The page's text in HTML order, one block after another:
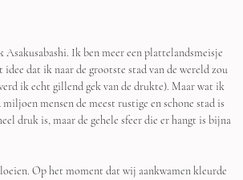
Ik ben meer een plattelandsmeisje
dat ik naar de grootste stad van de wereld zou
ik echt gillend gek van de drukte). Maar wat ik
mensen de meest rustige en schone stad is
druk is, maar de gehele sfeer die er hangt is bijna
Op het moment dat wij aankwamen kleurde